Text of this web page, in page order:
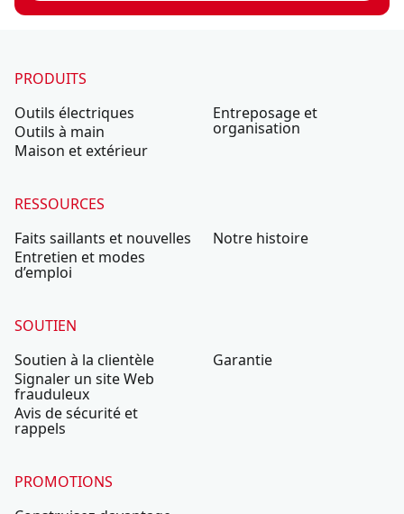
PRODUITS
Outils électriques
Outils à main
Maison et extérieur
Entreposage et
organisation
RESSOURCES
Faits saillants et nouvelles
Entretien et modes
d’emploi
Notre histoire
SOUTIEN
Soutien à la clientèle
Signaler un site Web
frauduleux
Avis de sécurité et
rappels
Garantie
PROMOTIONS